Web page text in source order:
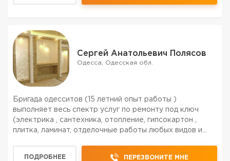
Сергей Анатольевич Полясов
Одесса, Одесская обл.
Бригада одесситов (15 летний опыт работы )
выполняет весь спектр услуг по ремонту под ключ
(электрика , сантехника, отопление, гипсокартон ,
плитка, ламинат, отделочные работы любых видов и
ПОДРОБНЕЕ ПЕРЕЗВОНИТЕ МНЕ